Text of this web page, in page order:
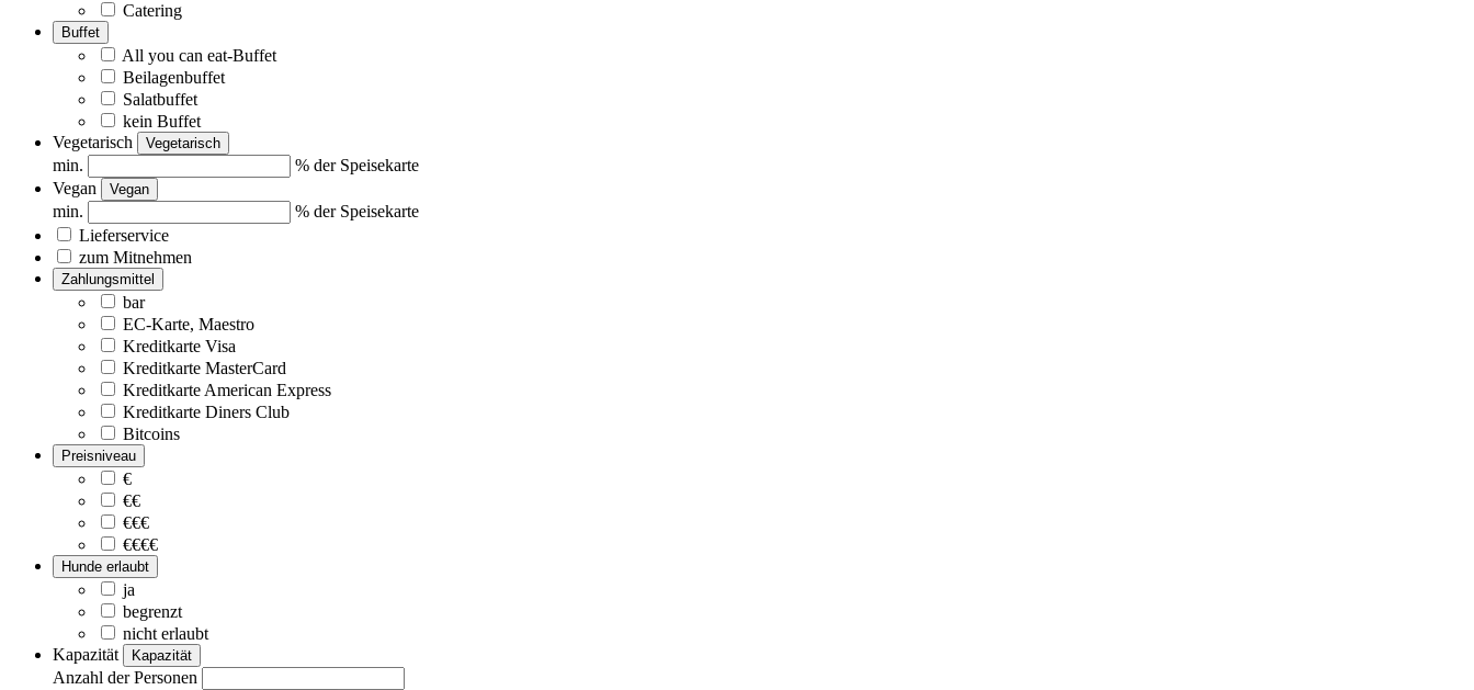
Catering
Buffet
All you can eat-Buffet
Beilagenbuffet
Salatbuffet
kein Buffet
Vegetarisch
Vegetarisch
min.
% der Speisekarte
Vegan
Vegan
min.
% der Speisekarte
Lieferservice
zum Mitnehmen
Zahlungsmittel
bar
EC-Karte, Maestro
Kreditkarte Visa
Kreditkarte MasterCard
Kreditkarte American Express
Kreditkarte Diners Club
Bitcoins
Preisniveau
€
€€
€€€
€€€€
Hunde erlaubt
ja
begrenzt
nicht erlaubt
Kapazität
Kapazität
Anzahl der Personen